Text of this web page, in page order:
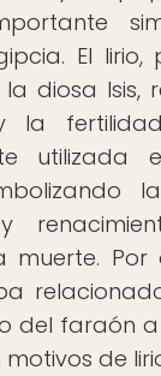
El lirio,
diosa Isis,
la
utilizada
y
muerte. Por
del faraón
de